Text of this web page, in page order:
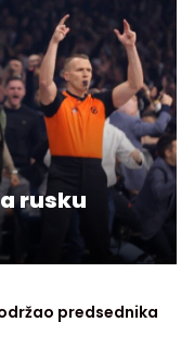
rusku
predsednika